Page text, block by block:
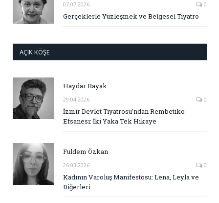
07.07.2026 0
Gerçeklerle Yüzleşmek ve Belgesel Tiyatro
AÇIK KÖŞE
Haydar Bayak
29.04.2026 0
İzmir Devlet Tiyatrosu’ndan Rembetiko
Efsanesi: İki Yaka Tek Hikaye
Fuldem Özkan
26.03.2026 0
Kadının Varoluş Manifestosu: Lena, Leyla ve
Diğerleri